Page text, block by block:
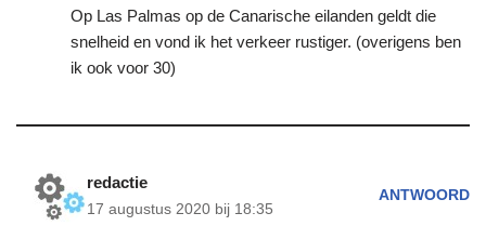
Op Las Palmas op de Canarische eilanden geldt die
snelheid en vond ik het verkeer rustiger. (overigens ben
ik ook voor 30)
redactie
17 augustus 2020 bij 18:35
ANTWOORD